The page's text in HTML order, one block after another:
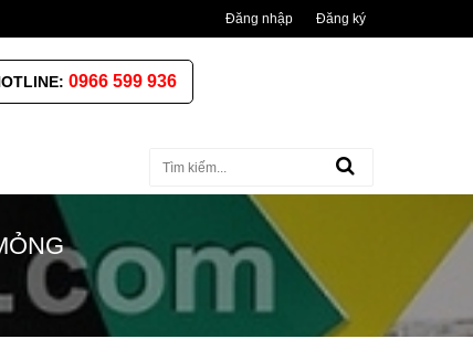
Đăng nhập Đăng ký
0966 599 936